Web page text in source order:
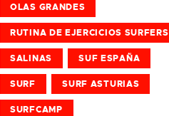
OLAS GRANDES
RUTINA DE EJERCICIOS SURFERS
SALINAS SUF ESPAÑA
SURF SURF ASTURIAS
SURFCAMP